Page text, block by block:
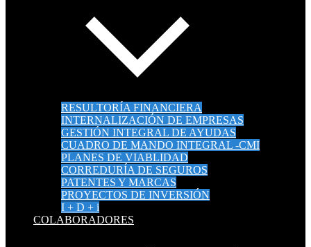
RESULTORÍA FINANCIERA
INTERNALIZACIÓN DE EMPRESAS
GESTIÓN INTEGRAL DE AYUDAS
CUADRO DE MANDO INTEGRAL -CMI
PLANES DE VIABLIDAD
CORREDURÍA DE SEGUROS
PATENTES Y MARCAS
PROYECTOS DE INVERSIÓN
I + D + i
COLABORADORES